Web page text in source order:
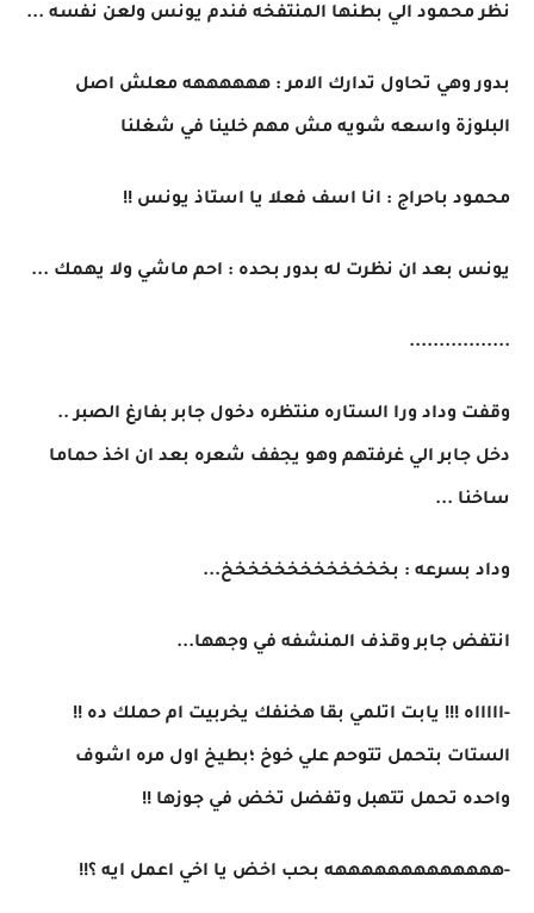
نظر محمود الي بطنها المنتفخه فندم يونس ولعن نفسه ...
بدور وهي تحاول تدارك الامر : ههههههه معلش اصل
البلوزة واسعه شويه مش مهم خلينا في شغلنا
محمود باحراج : انا اسف فعلا يا استاذ يونس !!
يونس بعد ان نظرت له بدور بحده : احم ماشي ولا يهمك ...
.................
وقفت وداد ورا الستاره منتظره دخول جابر بفارغ الصبر ..
دخل جابر الي غرفتهم وهو يجفف شعره بعد ان اخذ حماما
ساخنا ...
وداد بسرعه : بخخخخخخخخخخخخخ...
انتفض جابر وقذف المنشفه في وجهها...
-اااااه !!! يابت اتلمي بقا هخنفك يخربيت ام حملك ده !!
الستات بتحمل تتوحم علي خوخ ؛بطيخ اول مره اشوف
واحده تحمل تتهبل وتفضل تخض في جوزها !!
-هههههههههههههه بحب اخض يا اخي اعمل ايه ؟!!